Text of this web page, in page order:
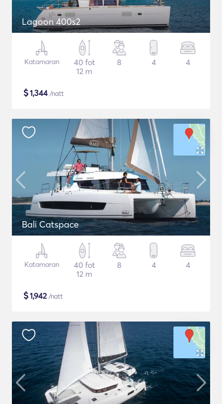
Lagoon 400s2
Katamaran
40 fot
12 m
8 4 4
$1,344/natt
Bali Catspace
Katamaran
40 fot
12 m
8 4 4
$1,942/natt